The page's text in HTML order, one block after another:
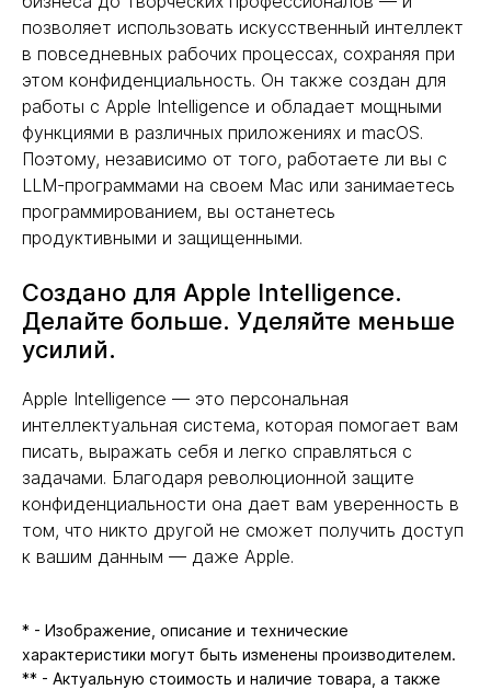
позволяет использовать искусственный интеллект
в повседневных рабочих процессах, сохраняя при
этом конфиденциальность. Он также создан для
работы с Apple Intelligence и обладает мощными
функциями в различных приложениях и macOS.
Поэтому, независимо от того, работаете ли вы с
LLM-программами на своем Mac или занимаетесь
программированием, вы останетесь
продуктивными и защищенными.
Создано для Apple Intelligence.
Делайте больше. Уделяйте меньше
усилий.
Apple Intelligence — это персональная
интеллектуальная система, которая помогает вам
писать, выражать себя и легко справляться с
задачами. Благодаря революционной защите
конфиденциальности она дает вам уверенность в
том, что никто другой не сможет получить доступ
к вашим данным — даже Apple.
* - Изображение, описание и технические
характеристики могут быть изменены производителем.
** - Актуальную стоимость и наличие товара, а также